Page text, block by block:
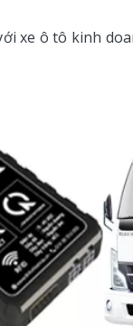
xe ô tô kinh